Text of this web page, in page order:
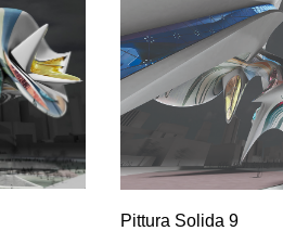
Pittura Solida 9